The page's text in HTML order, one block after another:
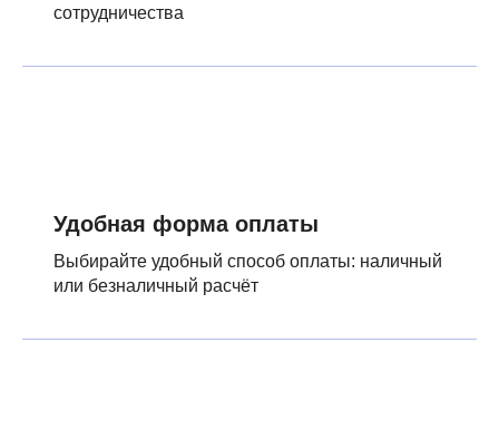
сотрудничества
Удобная форма оплаты
Выбирайте удобный способ оплаты: наличный
или безналичный расчёт